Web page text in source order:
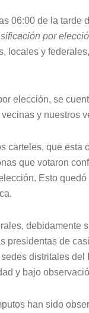
06:00 de la
por
locales y
elección, se
y nuestros
carteles, que esta
que votaron
Esto
presidentas de
distritales
y bajo
han sido